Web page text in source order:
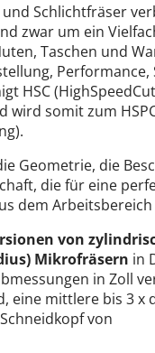
Schlichtfräser
zwar um ein
Taschen und
Performance,
HSC
wird somit zum
Geometrie, die
die für eine
dem
von
Mikrofräsern in
in Zoll
eine mittlere bis 3 x
von